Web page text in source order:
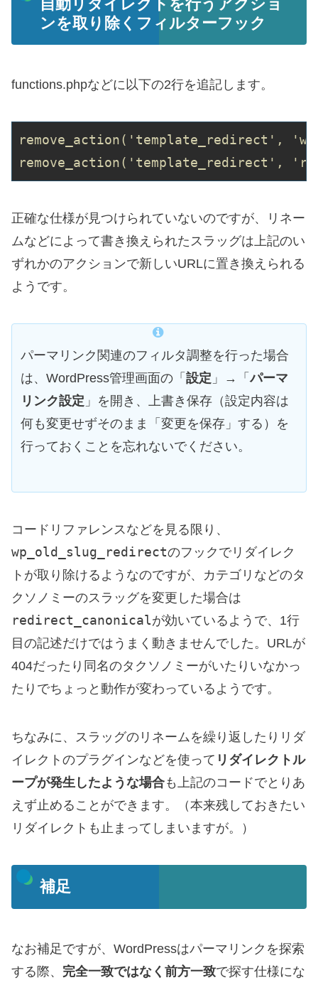
自動リダイレクトを行うアクショ
ンを取り除くフィルターフック
functions.phpなどに以下の2行を追記します。
remove_action('template_redirect',
remove_action('template_redirect',
正確な仕様が見つけられていないのですが、リネー
ムなどによって書き換えられたスラッグは上記のい
ずれかのアクションで新しいURLに置き換えられる
ようです。
パーマリンク関連のフィルタ調整を行った場合
は、WordPress管理画面の「 設定 」→「パーマ
リンク設定 」を開き、上書き保存（設定内容は
何も変更せずそのまま「変更を保存」する）を
行っておくことを忘れないでください。
コードリファレンスなどを見る限り、
wp_old_slug_redirectのフックでリダイレク
トが取り除けるようなのですが、カテゴリなどのタ
クソノミーのスラッグを変更した場合は
redirect_canonicalが効いているようで、1行
目の記述だけではうまく動きませんでした。URLが
404だったり同名のタクソノミーがいたりいなかっ
たりでちょっと動作が変わっているようです。
ちなみに、スラッグのリネームを繰り返したりリダ
イレクトのプラグインなどを使って リダイレクトル
ープが発生したような場合も上記のコードでとりあ
えず止めることができます。（本来残しておきたい
リダイレクトも止まってしまいますが。）
補足
なお補足ですが、WordPressはパーマリンクを探索
する際、 完全一致ではなく前方一致で探す仕様にな